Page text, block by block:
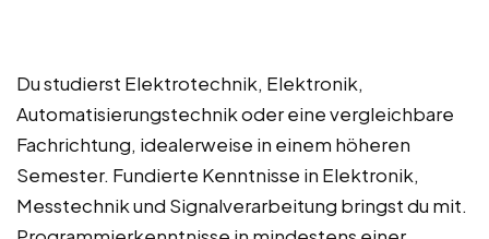
Du studierst Elektrotechnik, Elektronik,
Automatisierungstechnik oder eine vergleichbare
Fachrichtung, idealerweise in einem höheren
Semester. Fundierte Kenntnisse in Elektronik,
Messtechnik und Signalverarbeitung bringst du mit.